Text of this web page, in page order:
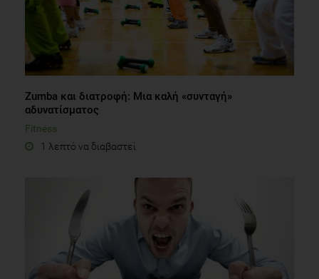
Zumba και διατροφή: Μια καλή «συνταγή»
αδυνατίσματος
Fitness
1 λεπτό να διαβαστεί